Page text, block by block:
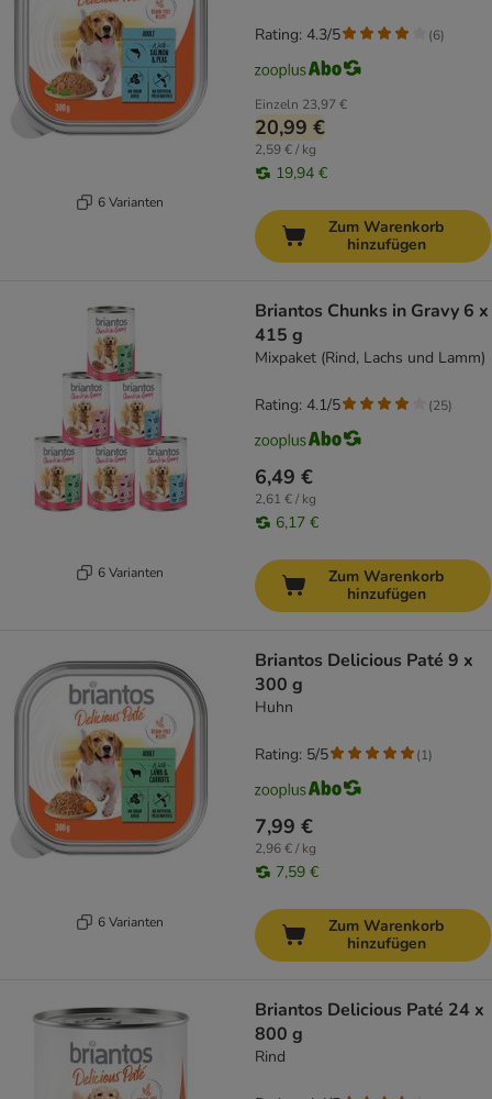
6 Varianten
Einzeln 23,97 €
20,99 €
2,59 € / kg
19,94 €
Rating: 4.3/5 (6)
Zum Warenkorb
hinzufügen
6 Varianten
Briantos Chunks in Gravy 6 x
415 g
Mixpaket (Rind, Lachs und Lamm)
6,49 €
2,61 € / kg
6,17 €
Rating: 4.1/5 (25)
Zum Warenkorb
hinzufügen
6 Varianten
Briantos Delicious Paté 9 x
300 g
Huhn
7,99 €
2,96 € / kg
7,59 €
Rating: 5/5 (1)
Zum Warenkorb
hinzufügen
Briantos Delicious Paté 24 x
800 g
Rind